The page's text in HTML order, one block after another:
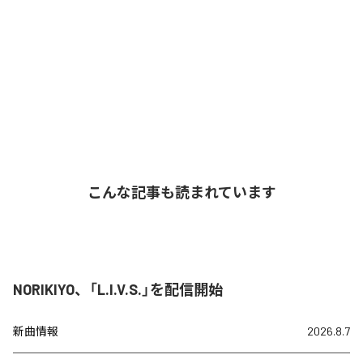
こんな記事も読まれています
NORIKIYO、「L.I.V.S.」を配信開始
新曲情報 2026.8.7